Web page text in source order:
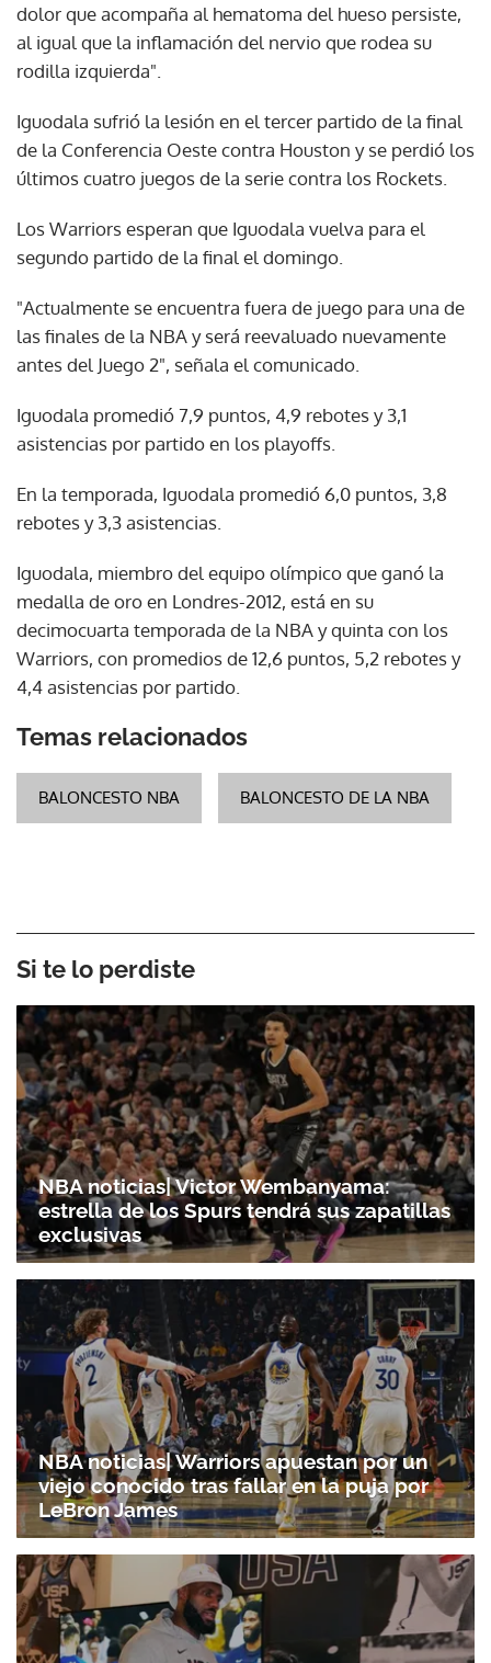
dolor que acompaña al hematoma del hueso persiste,
al igual que la inflamación del nervio que rodea su
rodilla izquierda".
Iguodala sufrió la lesión en el tercer partido de la final
de la Conferencia Oeste contra Houston y se perdió los
últimos cuatro juegos de la serie contra los Rockets.
Los Warriors esperan que Iguodala vuelva para el
segundo partido de la final el domingo.
"Actualmente se encuentra fuera de juego para una de
las finales de la NBA y será reevaluado nuevamente
antes del Juego 2", señala el comunicado.
Iguodala promedió 7,9 puntos, 4,9 rebotes y 3,1
asistencias por partido en los playoffs.
En la temporada, Iguodala promedió 6,0 puntos, 3,8
rebotes y 3,3 asistencias.
Iguodala, miembro del equipo olímpico que ganó la
medalla de oro en Londres-2012, está en su
decimocuarta temporada de la NBA y quinta con los
Warriors, con promedios de 12,6 puntos, 5,2 rebotes y
4,4 asistencias por partido.
Temas relacionados
BALONCESTO NBA BALONCESTO DE LA NBA
Si te lo perdiste
NBA noticias| Victor Wembanyama:
estrella de los Spurs tendrá sus zapatillas
exclusivas
NBA noticias| Warriors apuestan por un
viejo conocido tras fallar en la puja por
LeBron James